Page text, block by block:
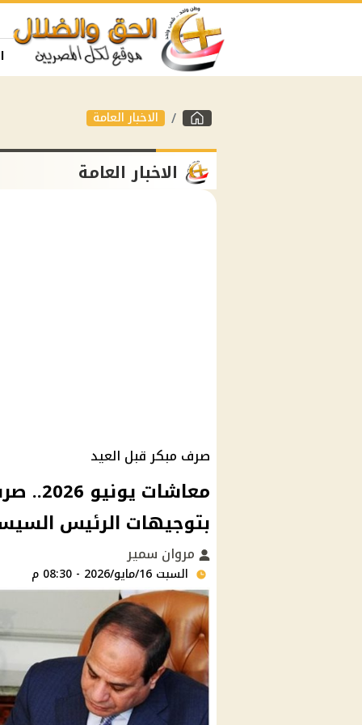
الاخبار العامة
الاخبار العامة
صرف مبكر قبل العيد
بتوجيهات الرئيس
مروان سمير
السبت 16/مايو/2026 - 08:30 م